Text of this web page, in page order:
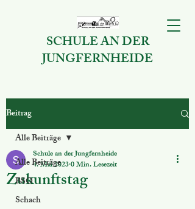
SCHULE AN DER
JUNGFERNHEIDE
Beitrag
Alle Beiträge
BSO
Schach
Alle Beiträge
Zukunftstag
Schule an der Jungfernheide
4. Mai 20230 Min. Lesezeit